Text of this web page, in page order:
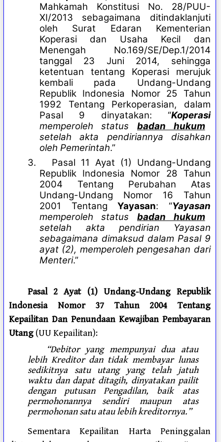
Mahkamah Konstitusi No. 28/PUU-
XI/2013 sebagaimana ditindaklanjuti
oleh Surat Edaran Kementerian
Koperasi dan Usaha Kecil dan
Menengah No.169/SE/Dep.1/2014
tanggal 23 Juni 2014, sehingga
ketentuan tentang Koperasi merujuk
kembali pada Undang-Undang
Republik Indonesia Nomor 25 Tahun
1992 Tentang Perkoperasian, dalam
Pasal 9 dinyatakan: “Koperasi
memperoleh status badan hukum
setelah akta pendiriannya disahkan
oleh Pemerintah.”
3.
Pasal 11 Ayat (1) Undang-Undang
Republik Indonesia Nomor 28 Tahun
2004 Tentang Perubahan Atas
Undang-Undang Nomor 16 Tahun
2001 TentangYayasan: “Yayasan
memperoleh status badan hukum
setelah akta pendirian Yayasan
sebagaimana dimaksud dalam Pasal 9
ayat (2), memperoleh pengesahan dari
Menteri.”
Pasal 2 Ayat (1) Undang-Undang Republik
Indonesia Nomor 37 Tahun 2004 Tentang
Kepailitan Dan Penundaan Kewajiban Pembayaran
Utang (UU Kepailitan):
“Debitor yang mempunyai dua atau
lebih Kreditor dan tidak membayar lunas
sedikitnya satu utang yang telah jatuh
waktu dan dapat ditagih, dinyatakan pailit
dengan putusan Pengadilan, baik atas
permohonannya sendiri maupun atas
permohonan satu atau lebih kreditornya.”
Sementara Kepailitan Harta Peninggalan